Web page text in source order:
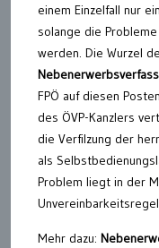
einem Einzelfall nur
solange die
werden. Die Wurzel
FPÖ auf diesen
des ÖVP-Kanzlers
die Verfilzung der
als
Problem liegt in der
Mehr dazu: